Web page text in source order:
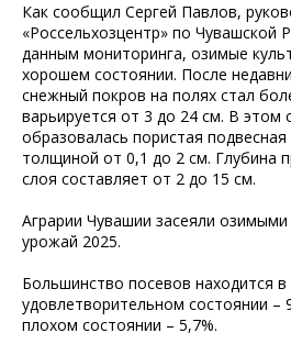
Как сообщил Сергей Павлов,
«Россельхозцентр» по Чувашской
данным мониторинга, озимые
хорошем состоянии. После
снежный покров на полях стал
варьируется от 3 до 24 см. В этом
образовалась пористая подвесная
толщиной от 0,1 до 2 см. Глубина
слоя составляет от 2 до 15 см.
Аграрии Чувашии засеяли
урожай 2025.
Большинство посевов находится
удовлетворительном состоянии –
плохом состоянии – 5,7%.